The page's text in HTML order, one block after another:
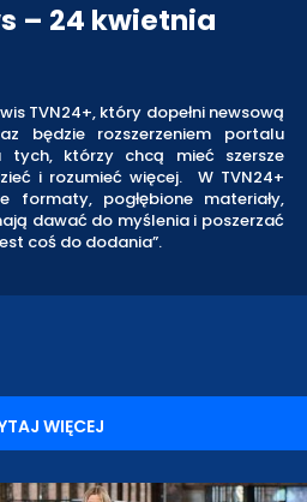
– 24 kwietnia
TVN24+, który dopełni newsową
będzie rozszerzeniem portalu
tych, którzy chcą mieć szersze
i rozumieć więcej. W TVN24+
formaty, pogłębione materiały,
dawać do myślenia i poszerzać
coś do dodania”.
WIĘCEJ